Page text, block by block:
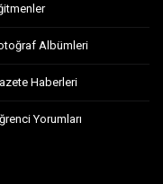
Albümleri
Haberleri
Yorumları